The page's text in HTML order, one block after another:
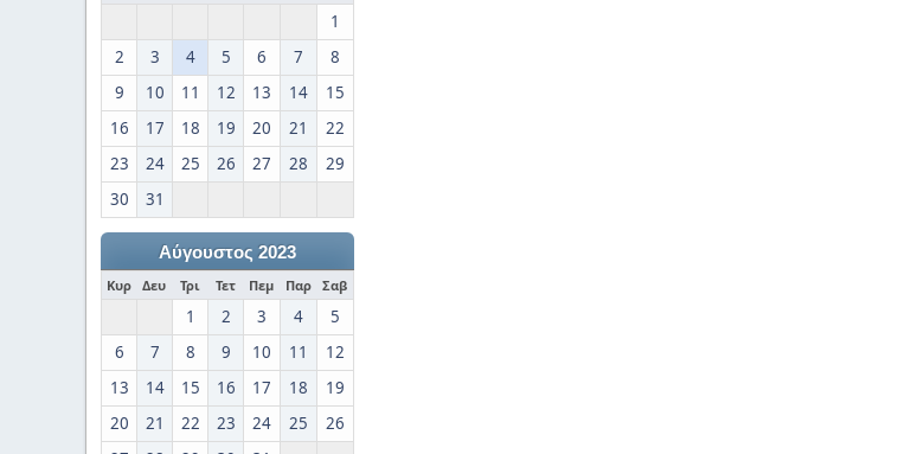
1
2
3 4 5 6 7
8
9
10 11 12 13 14
15
16
17 18 19 20 21
22
23
24 25 26 27 28
29
30
31
Αύγουστος 2023
Κυρ Δευ Τρι Τετ Πεμ Παρ Σαβ
1 2 3 4
5
6
7 8 9 10 11
12
13
14 15 16 17 18
19
20
21 22 23 24 25
26